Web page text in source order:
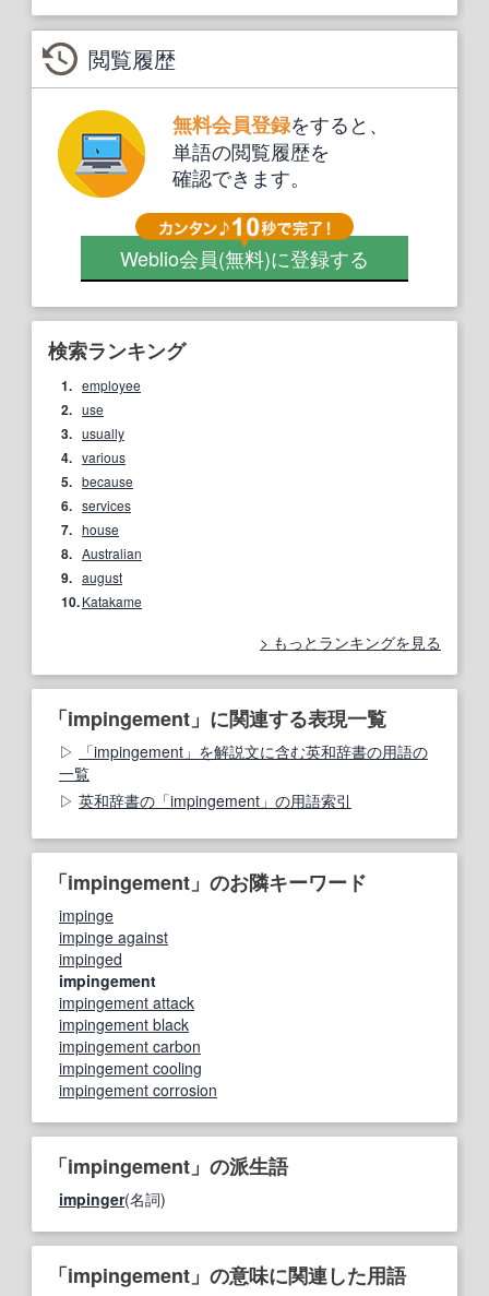
閲覧履歴
無料会員登録をすると、
単語の閲覧履歴を
確認できます。
Weblio会員(無料)に登録する
検索ランキング
1. employee
2. use
3. usually
4. various
5. because
6. services
7. house
8. Australian
9. august
10.Katakame
もっとランキングを見る
「impingement」に関連する表現一覧
「impingement」を解説文に含む英和辞書の用語の
一覧
英和辞書の「impingement」の用語索引
「impingement」のお隣キーワード
impinge
impinge against
impinged
impingement
impingement attack
impingement black
impingement carbon
impingement cooling
impingement corrosion
「impingement」の派生語
impinger(名詞)
「impingement」の意味に関連した用語